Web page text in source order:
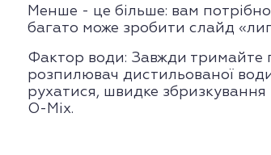
Менше - це більше: вам
багато може зробити слайд
Фактор води: Завжди тримайте
розпилювач дистильованої
рухатися, швидке
O-Mix.